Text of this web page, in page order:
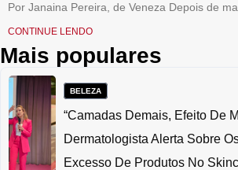
Por Janaina Pereira, de Veneza Depois de
CONTINUE LENDO
Mais populares
BELEZA
“Camadas Demais, Efeito De
Dermatologista Alerta Sobre
Excesso De Produtos No